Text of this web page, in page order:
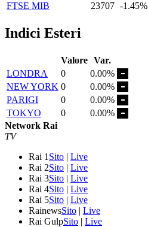
FTSE MIB
23707 -1.45%
Indici Esteri
Valore Var.
LONDRA
0
0.00%
NEW YORK 0
0.00%
PARIGI
0
0.00%
TOKYO
0
0.00%
Network Rai
TV
Rai 1 Sito | Live
Rai 2Sito | Live
Rai 3Sito | Live
Rai 4Sito | Live
Rai 5Sito | Live
RainewsSito | Live
Rai GulpSito | Live